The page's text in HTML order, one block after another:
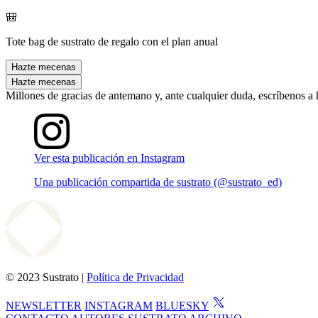
🎒
Tote bag de sustrato de regalo con el plan anual
Hazte mecenas
Hazte mecenas
Millones de gracias de antemano y, ante cualquier duda, escríbenos a
Ver esta publicación en Instagram
Una publicación compartida de sustrato (@sustrato_ed)
© 2023 Sustrato | Política de Privacidad
NEWSLETTER INSTAGRAM BLUESKY